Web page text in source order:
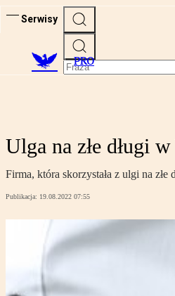
Serwisy
PRO
Ulga na złe długi
Firma, która skorzystała z ulgi na
Publikacja: 19.08.2022 07:55